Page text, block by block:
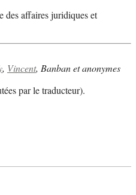
des affaires juridiques et
, Vincent, Banban et anonymes
par le traducteur).